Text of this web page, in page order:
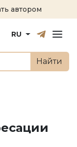
автором
РусскийEnglish
RU
Найти